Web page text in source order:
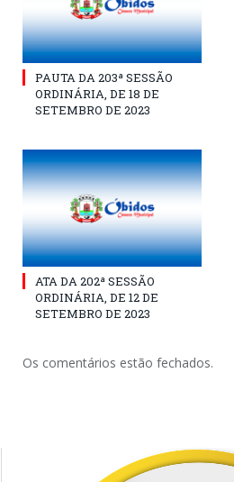
PAUTA DA 203ª SESSÃO
ORDINÁRIA, DE 18 DE
SETEMBRO DE 2023
ATA DA 202ª SESSÃO
ORDINÁRIA, DE 12 DE
SETEMBRO DE 2023
Os comentários estão fechados.